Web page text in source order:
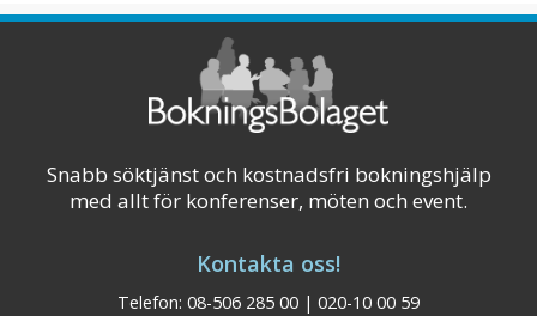
Snabb söktjänst och kostnadsfri bokningshjälp
med allt för konferenser, möten och event.
Kontakta oss!
Telefon: 08-506 285 00 | 020-10 00 59